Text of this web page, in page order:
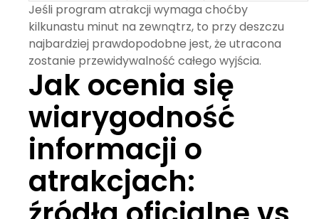
Jeśli program atrakcji wymaga choćby
kilkunastu minut na zewnątrz, to przy deszczu
najbardziej prawdopodobne jest, że utracona
zostanie przewidywalność całego wyjścia.
Jak ocenia się
wiarygodność
informacji o
atrakcjach: